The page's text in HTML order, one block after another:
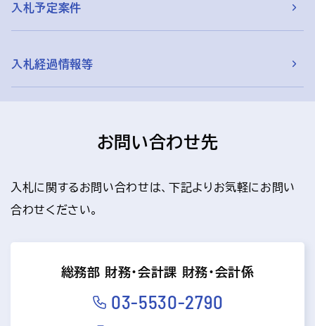
入札予定案件
入札経過情報等
お問い合わせ先
入札に関するお問い合わせは、下記よりお気軽にお問い
合わせください。
総務部 財務･会計課 財務･会計係
03-5530-2790